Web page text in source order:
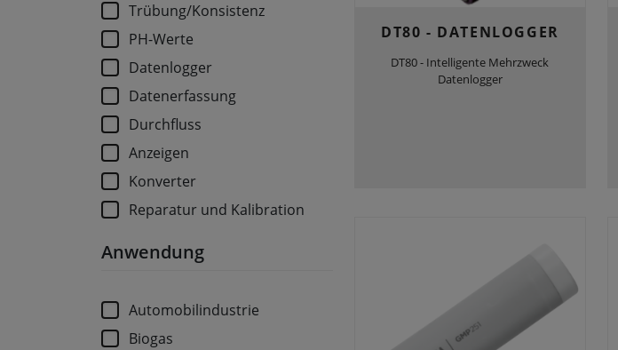
Trübung/Konsistenz
PH-Werte
Datenlogger
Datenerfassung
Durchfluss
Anzeigen
Konverter
Reparatur und Kalibration
Anwendung
Automobilindustrie
Biogas
DT80 - DATENLOGGER
DT80 - Intelligente Mehrzweck
Datenlogger